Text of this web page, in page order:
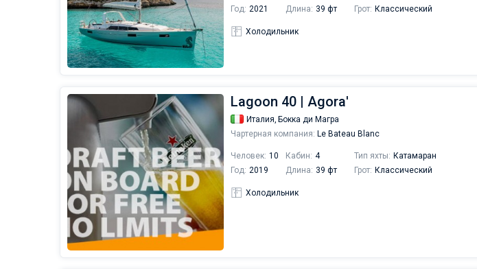
Год: 2021 Длина: 39 фт Грот: Классический
Холодильник
Lagoon 40 | Agora'
Италия, Бокка ди Магра
Чартерная компания: Le Bateau Blanc
Человек: 10 Кабин: 4 Тип яхты: Катамаран
Год: 2019 Длина: 39 фт Грот: Классический
Холодильник